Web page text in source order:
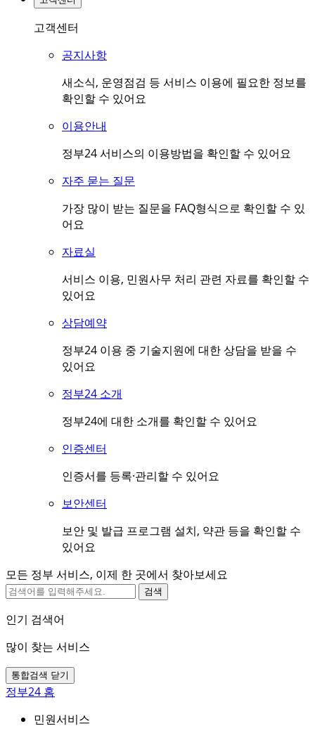
고객센터
공지사항
새소식, 운영점검 등 서비스 이용에 필요한 정보를
확인할 수 있어요
이용안내
정부24 서비스의 이용방법을 확인할 수 있어요
자주 묻는 질문
가장 많이 받는 질문을 FAQ형식으로 확인할 수 있
어요
자료실
서비스 이용, 민원사무 처리 관련 자료를 확인할 수
있어요
상담예약
정부24 이용 중 기술지원에 대한 상담을 받을 수
있어요
정부24 소개
정부24에 대한 소개를 확인할 수 있어요
인증센터
인증서를 등록·관리할 수 있어요
보안센터
보안 및 발급 프로그램 설치, 약관 등을 확인할 수
있어요
모든 정부 서비스, 이제 한 곳에서 찾아보세요
검색
인기 검색어
많이 찾는 서비스
통합검색 닫기
정부24 홈
민원서비스